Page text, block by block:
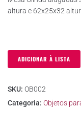
altura e 62x25x32
ADICIONAR À LISTA
SKU: OB002
Categoria: Objetos